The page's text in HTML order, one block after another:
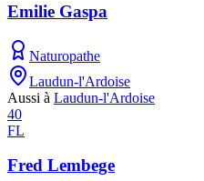
Emilie Gaspa
Naturopathe
Laudun-l'Ardoise
Aussi à Laudun-l'Ardoise
40
FL
Fred Lembege